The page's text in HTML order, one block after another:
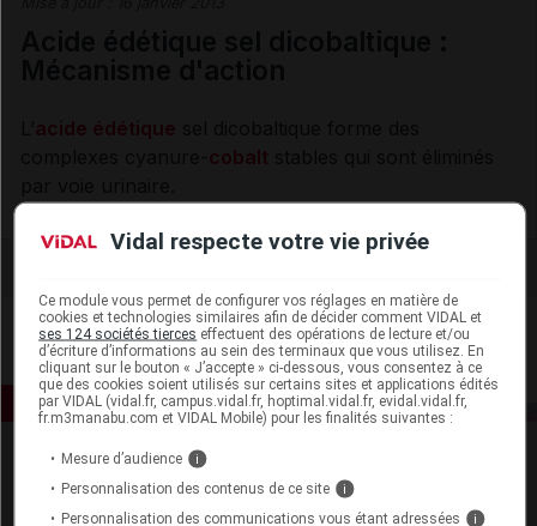
acide édétique
cobalt
Vidal respecte votre vie privée
Ce module vous permet de configurer vos réglages en matière de
cookies et technologies similaires afin de décider comment VIDAL et
ses 124 sociétés tierces effectuent des opérations de lecture et/ou
d’écriture d’informations au sein des terminaux que vous utilisez. En
cliquant sur le bouton « J’accepte » ci-dessous, vous consentez à ce
que des cookies soient utilisés sur certains sites et applications édités
par VIDAL (vidal.fr, campus.vidal.fr, hoptimal.vidal.fr, evidal.vidal.fr,
fr.m3manabu.com et VIDAL Mobile) pour les finalités suivantes :
Mesure d’audience i
Personnalisation des contenus de ce site i
Personnalisation des communications vous étant adressées i